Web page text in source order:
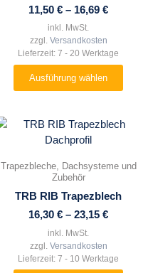
11,50 € – 16,69 €
inkl. MwSt.
zzgl. Versandkosten
Lieferzeit: 7 - 20 Werktage
Ausführung wählen
Optionen
können
auf
der
Produktseite
gewählt
Trapezbleche, Dachsysteme und
Zubehör
TRB RIB Trapezblech
16,30 € – 23,15 €
inkl. MwSt.
zzgl. Versandkosten
Lieferzeit: 7 - 10 Werktage
Dieses
Produkt
mehrere
auf.
Die
Optionen
können
auf